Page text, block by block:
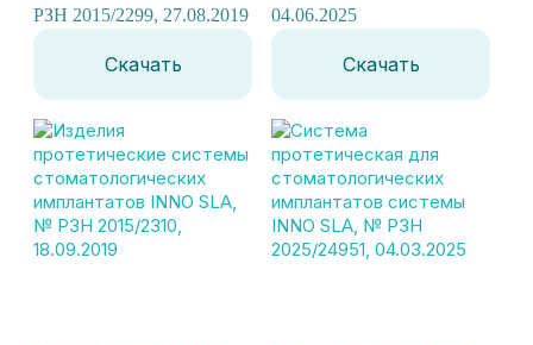
РЗН 2015/2299, 27.08.2019
Скачать
04.06.2025
Скачать